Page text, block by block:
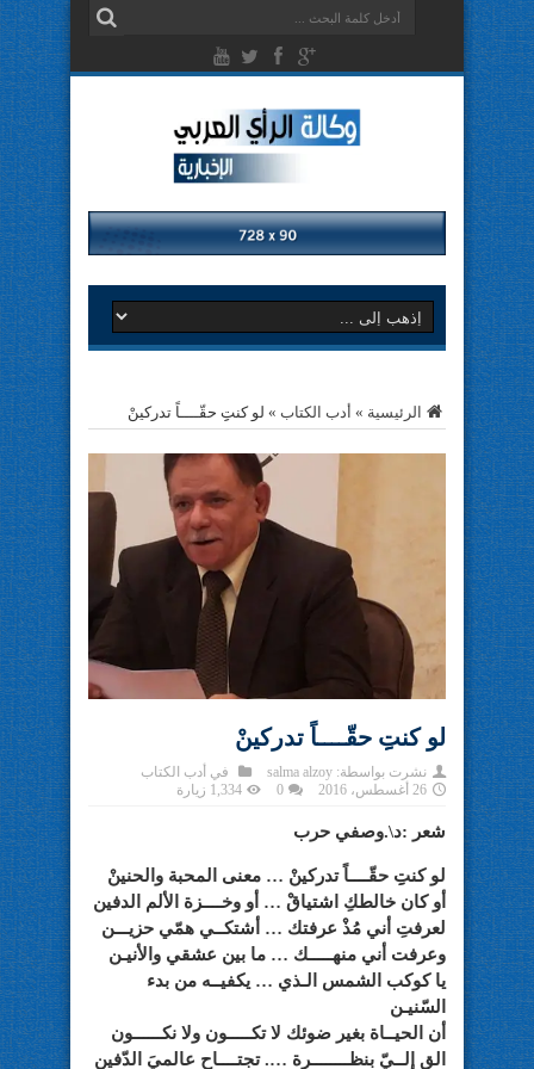
الرئيسية » أدب الكتاب » لو كنتِِ حقّــــاً تدركينْ
لو كنتِِ حقّــــاً تدركينْ
نشرت بواسطة: salma alzoy في أدب الكتاب
26 أغسطس، 2016
0 1,334 زيارة
شعر :د\.وصفي حرب
لو كنتِِ حقّــــاً تدركينْ … معنى المحبة والحنينْ
أو كان خالطكِ اشتياقْ … أو وخــــزة الألم الدفين
لعرفتِ أني مُذْ عرفتك … أشتكــي همّي حزيـــن
وعرفت أني منهـــــك … ما بين عشقي والأنيـن
يا كوكب الشمس الـذي … يكفيــه من بدء
السّنيـن
أن الحيــاة بغير ضوئك لا تكـــــون ولا نكــــــون
القِ إلــيّ بنظــــــــرة …. تجتــــاح عالميَ الدّفين